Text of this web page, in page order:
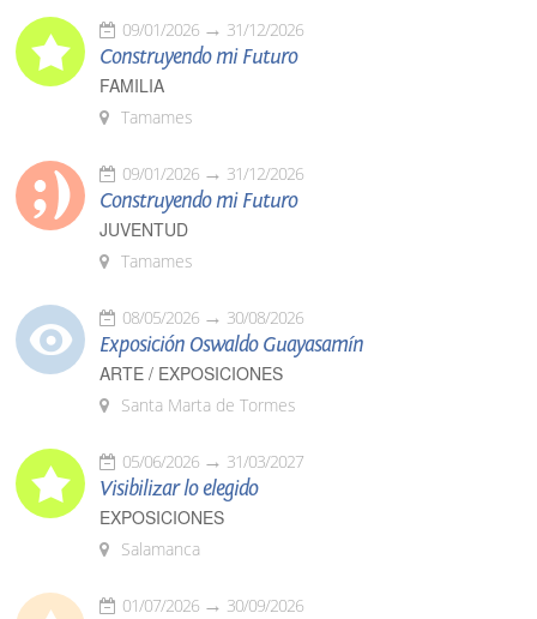
09/01/2026 31/12/2026
Construyendo mi Futuro
FAMILIA
Tamames
09/01/2026 31/12/2026
Construyendo mi Futuro
JUVENTUD
Tamames
08/05/2026 30/08/2026
Exposición Oswaldo Guayasamín
ARTE / EXPOSICIONES
Santa Marta de Tormes
05/06/2026 31/03/2027
Visibilizar lo elegido
EXPOSICIONES
Salamanca
01/07/2026 30/09/2026